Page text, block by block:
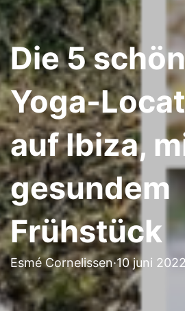
Die 5
Yoga-
auf Ibiza,
gesundem
Frühstück
Esmé Cornelissen·10 juni 2022